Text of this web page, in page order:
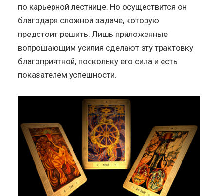
по карьерной лестнице. Но осуществится он
благодаря сложной задаче, которую
предстоит решить. Лишь приложенные
вопрошающим усилия сделают эту трактовку
благоприятной, поскольку его сила и есть
показателем успешности.